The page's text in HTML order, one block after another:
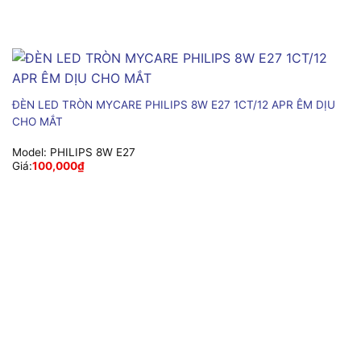
ĐÈN LED TRÒN MYCARE PHILIPS 8W E27 1CT/12 APR ÊM DỊU
CHO MẮT
Model: PHILIPS 8W E27
Giá:100,000₫